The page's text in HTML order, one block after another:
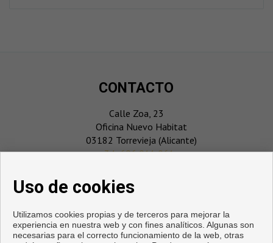
CONTACTO
Calle Zoa, 23
Oficina Nuevo Habitat
03182 Torrevieja (Alicante)
‎+34 696 911 061
Uso de cookies
Utilizamos cookies propias y de terceros para mejorar la
experiencia en nuestra web y con fines analíticos. Algunas son
necesarias para el correcto funcionamiento de la web, otras